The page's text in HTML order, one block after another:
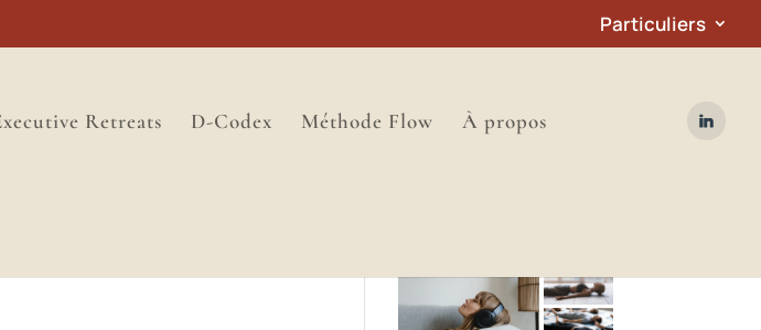
Particuliers
Retreats D-Codex Méthode Flow À propos